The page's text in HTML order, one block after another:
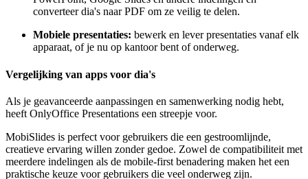
converteer dia's naar PDF om ze veilig te delen.
Mobiele presentaties: bewerk en lever presentaties vanaf elk
apparaat, of je nu op kantoor bent of onderweg.
Vergelijking van apps voor dia's
Als je geavanceerde aanpassingen en samenwerking nodig hebt,
heeft OnlyOffice Presentations een streepje voor.
MobiSlides is perfect voor gebruikers die een gestroomlijnde,
creatieve ervaring willen zonder gedoe. Zowel de compatibiliteit met
meerdere indelingen als de mobile-first benadering maken het een
praktische keuze voor gebruikers die veel onderweg zijn.